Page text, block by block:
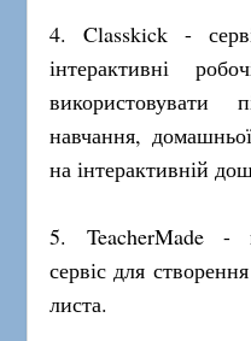
4. Classkick -
інтерактивні
використовувати
навчання,
на інтерактивній
5. TeacherMade -
сервіс для
листа.